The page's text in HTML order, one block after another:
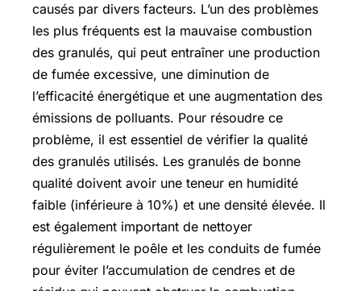
causés par divers facteurs. L’un des problèmes
les plus fréquents est la mauvaise combustion
des granulés, qui peut entraîner une production
de fumée excessive, une diminution de
l’efficacité énergétique et une augmentation des
émissions de polluants. Pour résoudre ce
problème, il est essentiel de vérifier la qualité
des granulés utilisés. Les granulés de bonne
qualité doivent avoir une teneur en humidité
faible (inférieure à 10%) et une densité élevée. Il
est également important de nettoyer
régulièrement le poêle et les conduits de fumée
pour éviter l’accumulation de cendres et de